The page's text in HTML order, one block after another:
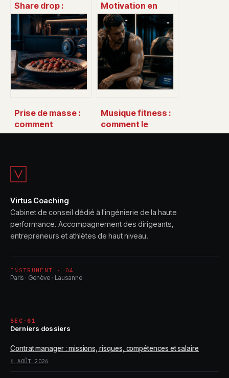
Share drop :
comment utiliser
ce service de
partage de
fichiers en ligne
Motivation en
musculation : 3
piliers pour
transformer votre
discipline en
résultats durables
Prise de masse :
comment
construire du
inutile
Musique fitness :
comment le
rythme
Virtus Coaching
Cabinet de conseil dédié à l'ingénierie de la haute
performance. Accompagnement des dirigeants,
entrepreneurs et athlètes de haut niveau.
INSTRUMENT · 04
Paris · Genève · Lausanne
SEC-01
Derniers dossiers
Contrat manager : missions, risques, compétences et salaire
6 AOÛT 2026